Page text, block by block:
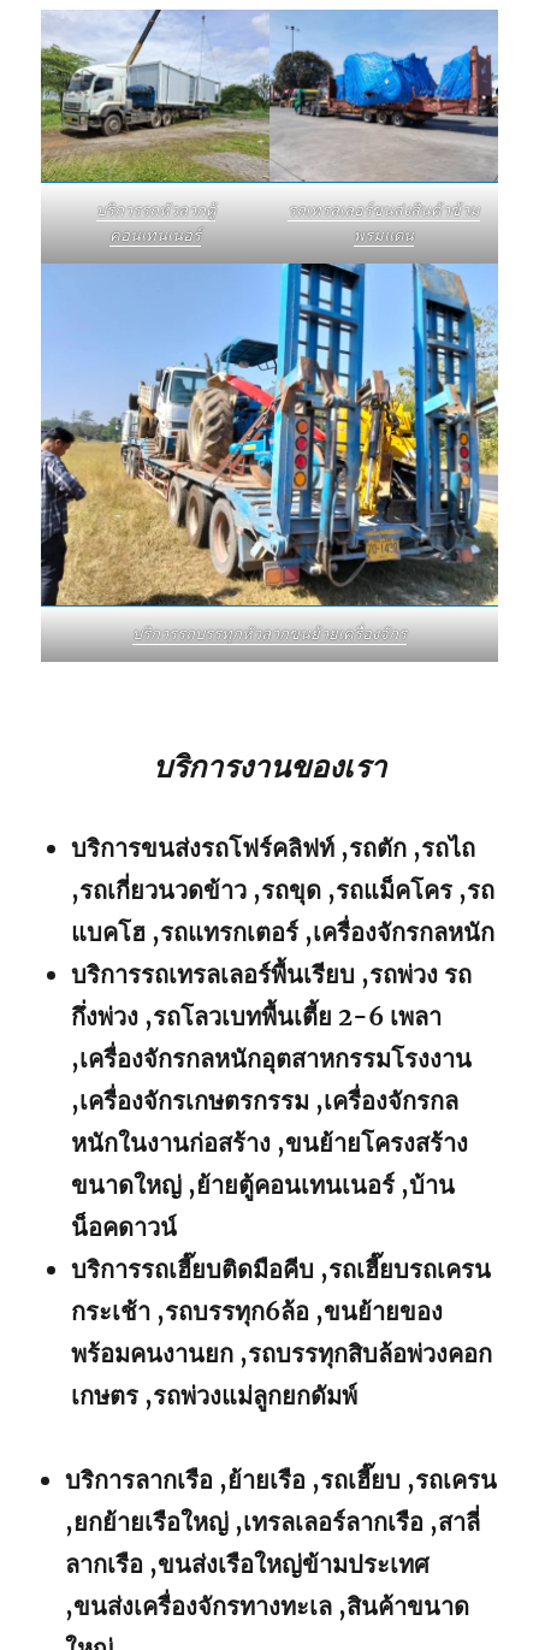
บริการรถหัวลากตู้
คอนเทนเนอร์
รถเทรลเลอร์ขนส่งสินค้าข้าม
พรมแดน
บริการรถบรรทุกหัวลากขนย้ายเครื่องจักร
บริการงานของเรา
บริการขนส่งรถโฟร์คลิฟท์ ,รถตัก ,รถไถ
,รถเกี่ยวนวดข้าว ,รถขุด ,รถแม็คโคร ,รถ
แบคโฮ ,รถแทรกเตอร์ ,เครื่องจักรกลหนัก
บริการรถเทรลเลอร์พื้นเรียบ ,รถพ่วง รถ
กึ่งพ่วง ,รถโลวเบทพื้นเตี้ย 2-6 เพลา
,เครื่องจักรกลหนักอุตสาหกรรมโรงงาน
,เครื่องจักรเกษตรกรรม ,เครื่องจักรกล
หนักในงานก่อสร้าง ,ขนย้ายโครงสร้าง
ขนาดใหญ่ ,ย้ายตู้คอนเทนเนอร์ ,บ้าน
น็อคดาวน์
บริการรถเฮี๊ยบติดมือคีบ ,รถเฮี๊ยบรถเครน
กระเช้า ,รถบรรทุก6ล้อ ,ขนย้ายของ
พร้อมคนงานยก ,รถบรรทุกสิบล้อพ่วงคอก
เกษตร ,รถพ่วงแม่ลูกยกดัมพ์
บริการลากเรือ ,ย้ายเรือ ,รถเฮี๊ยบ ,รถเครน
,ยกย้ายเรือใหญ่ ,เทรลเลอร์ลากเรือ ,สาลี่
ลากเรือ ,ขนส่งเรือใหญ่ข้ามประเทศ
,ขนส่งเครื่องจักรทางทะเล ,สินค้าขนาด